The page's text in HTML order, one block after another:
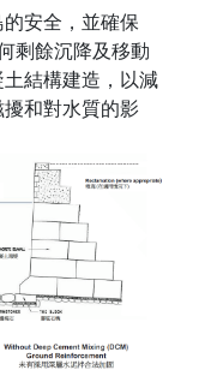
安全，並確保
剩餘沉降及移動
結構建造，以減
和對水質的影